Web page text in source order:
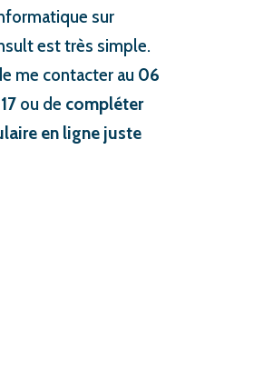
sur
est très simple.
me contacter au 06
ou de compléter
en ligne juste